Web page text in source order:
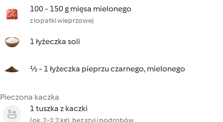
100 - 150 g mięsa mielonego
z łopatki wieprzowej
1 łyżeczka soli
½ - 1 łyżeczka pieprzu czarnego, mielonego
Pieczona kaczka
1 tuszka z kaczki
(ok. 2-2,2 kg), bez szyi i podrobów